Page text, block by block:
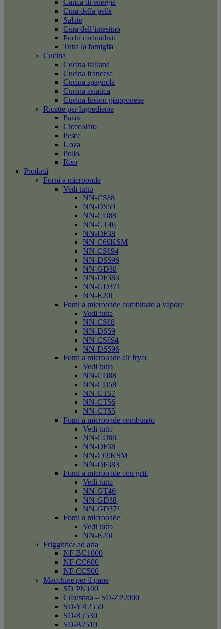
Carica di energia
Cura della pelle
Salute
Cura dell’intestino
Pochi carboidrati
Tutta la famiglia
Cucina
Cucina italiana
Cucina francese
Cucina spagnola
Cucina asiatica
Cucina fusion giapponese
Ricette per Ingrediente
Patate
Cioccolato
Pesce
Uova
Pollo
Riso
Prodotti
Forni a microonde
Vedi tutto
NN-CS88
NN-DS59
NN-CD88
NN-GT46
NN-DF38
NN-C69KSM
NN-CS894
NN-DS596
NN-GD38
NN-DF383
NN-GD371
NN-E20J
Forni a microonde combinato a vapore
Vedi tutto
NN-CS88
NN-DS59
NN-CS894
NN-DS596
Forni a microonde air fryer
Vedi tutto
NN-CD88
NN-CD58
NN-CT57
NN-CT56
NN-CT55
Forni a microonde combinato
Vedi tutto
NN-CD88
NN-DF38
NN-C69KSM
NN-DF383
Forni a microonde con grill
Vedi tutto
NN-GT46
NN-GD38
NN-GD371
Forni a microonde
Vedi tutto
NN-E20J
Friggitrice ad aria
NF-BC1000
NF-CC600
NF-CC500
Macchine per il pane
SD-PN100
Croustina – SD-ZP2000
SD-YR2550
SD-R2530
SD-B2510